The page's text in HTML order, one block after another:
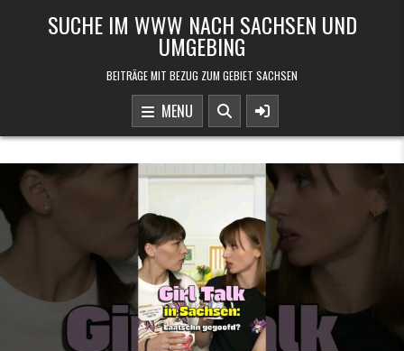
SUCHE IM WWW NACH SACHSEN UND
UMGEBING
BEITRÄGE MIT BEZUG ZUM GEBIET SACHSEN
MENU